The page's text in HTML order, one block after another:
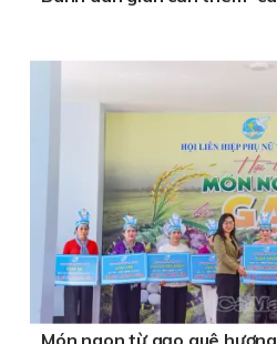
Món ngon từ gạo quê hương